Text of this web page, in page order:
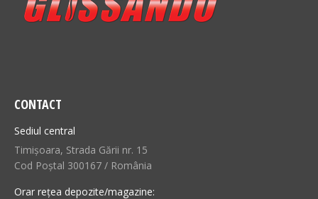
CONTACT
Sediul central
Timișoara, Strada Gării nr. 15
Cod Poștal 300167 / România
Orar rețea depozite/magazine: